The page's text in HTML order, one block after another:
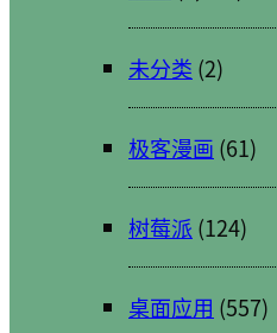
未分类 (2)
极客漫画 (61)
树莓派 (124)
桌面应用 (557)